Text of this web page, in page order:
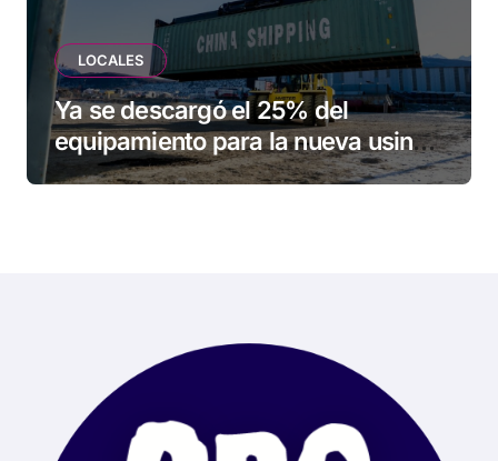
LOCALES
Ya se descargó el 25% del
equipamiento para la nueva usina
de Ushuaia